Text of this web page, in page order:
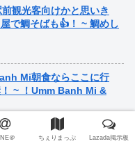
観光客向けかと思いき
で鯛そばも👍！ ~ 鯛めし
Mi朝食ならここに行
~ ！Umm Banh Mi &
＠ ちぇりまっぷ Lazada掲示板